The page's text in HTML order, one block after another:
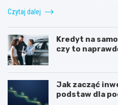
Czytaj dalej
Kredyt na
czy to
Jak zacząć
podstaw dla